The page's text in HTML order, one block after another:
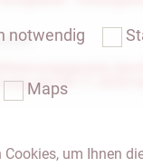
am 04.11.2020
notwendig
Maps
Cookies, um Ihnen